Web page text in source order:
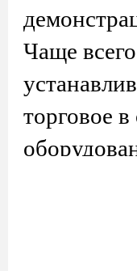
Чаще всего
торговое